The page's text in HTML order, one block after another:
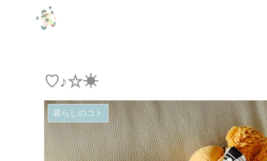
♡♪☆☀︎
暮らしのコト